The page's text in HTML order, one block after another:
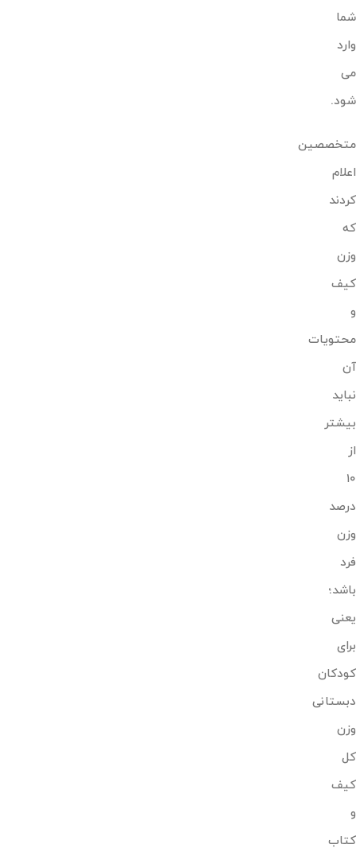
شما
وارد
می
شود.
متخصصین
اعلام
کردند
که
وزن
کیف
و
محتویات
آن
نباید
بیشتر
از
۱۰
درصد
وزن
فرد
باشد؛
یعنی
برای
کودکان
دبستانی
وزن
کل
کیف
و
کتاب